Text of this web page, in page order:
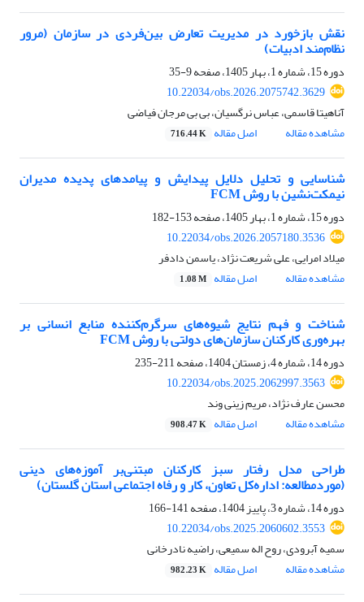
نقش بازخورد در مدیریت تعارض بین‌فردی در سازمان (مرور
نظام‌مند ادبیات)
دوره 15، شماره 1، بهار 1405، صفحه
9-35
10.22034/obs.2026.2075742.3629
آناهیتا قاسمی، عباس نرگسیان، بی بی مرجان فیاضی
مشاهده مقاله
اصل مقاله 716.44 K
شناسایی و تحلیل دلایل پیدایش و پیامدهای پدیده مدیران
نیمکت‌نشین با روشFCM
دوره 15، شماره 1، بهار 1405، صفحه
153-182
10.22034/obs.2026.2057180.3536
میلاد امرایی، علی شریعت نژاد، یاسمن دادفر
مشاهده مقاله
اصل مقاله 1.08 M
شناخت و فهم نتایج شیوه‌های سرگرم‌کننده منابع انسانی بر
بهره‌وری کارکنان سازمان‌های دولتی با روش FCM
دوره 14، شماره 4، زمستان 1404، صفحه
211-235
10.22034/obs.2025.2062997.3563
محسن عارف نژاد، مریم زینی وند
مشاهده مقاله
اصل مقاله 908.47 K
طراحی مدل رفتار سبز کارکنان مبتنی‌بر آموزه‌های دینی
(موردمطالعه: اداره‌کل تعاون، کار و رفاه اجتماعی استان گلستان)
دوره 14، شماره 3، پاییز 1404، صفحه
141-166
10.22034/obs.2025.2060602.3553
سمیه آبرودی، روح اله سمیعی، راضیه نادرخانی
مشاهده مقاله
اصل مقاله 982.23 K